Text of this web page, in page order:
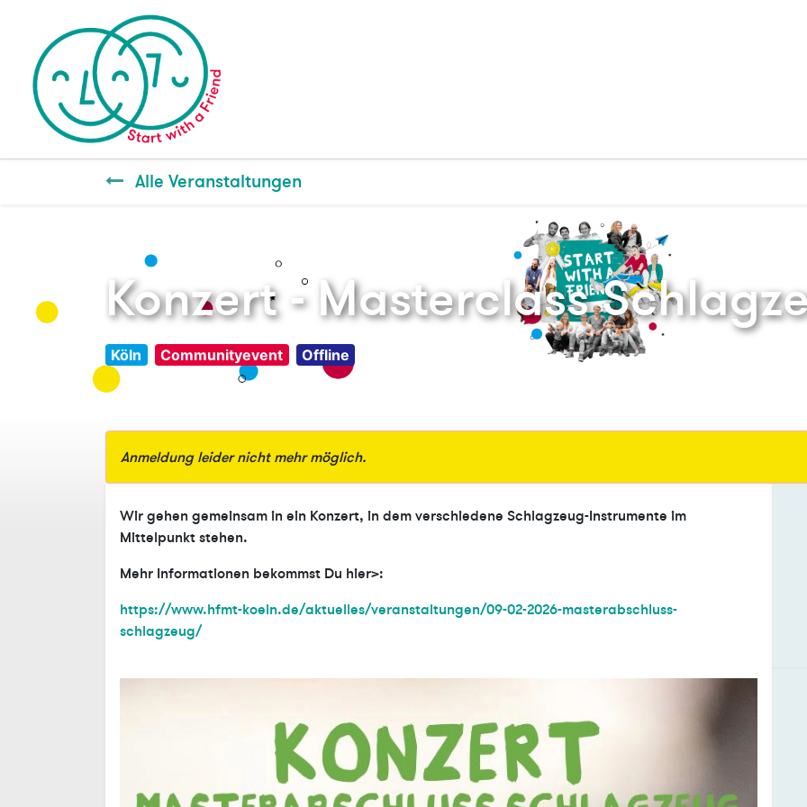
Alle Veranstaltungen
Konzert - Masterclass
Köln Communityevent Offline
Anmeldung leider nicht mehr möglich.
Wir gehen gemeinsam in ein Konzert, in dem verschiedene Schlagzeug-Instrumente im
Mittelpunkt stehen.
Mehr Informationen bekommst Du hier>:
https://www.hfmt-koeln.de/aktuelles/veranstaltungen/09-02-2026-masterabschluss-
schlagzeug/